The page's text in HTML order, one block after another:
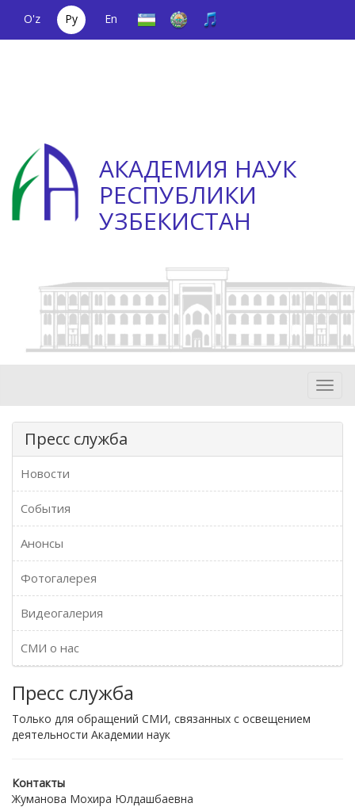
O'z Ру
En
АКАДЕМИЯ НАУК
РЕСПУБЛИКИ
УЗБЕКИСТАН
Пресс служба
Новости
События
Анонсы
Фотогалерея
Видеогалерия
СМИ о нас
Пресс служба
Только для обращений СМИ, связанных с освещением
деятельности Академии наук
Контакты
Жуманова Мохира Юлдашбаевна